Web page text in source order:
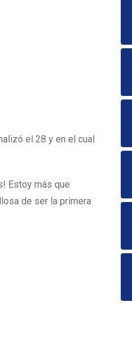
el 28 y en el cual
Estoy más que
de ser la primera